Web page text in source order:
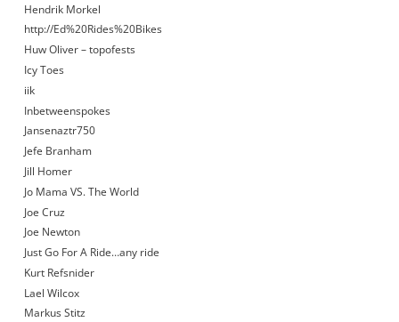
Hendrik Morkel
http://Ed%20Rides%20Bikes
Huw Oliver – topofests
Icy Toes
iik
Inbetweenspokes
Jansenaztr750
Jefe Branham
Jill Homer
Jo Mama VS. The World
Joe Cruz
Joe Newton
Just Go For A Ride…any ride
Kurt Refsnider
Lael Wilcox
Markus Stitz